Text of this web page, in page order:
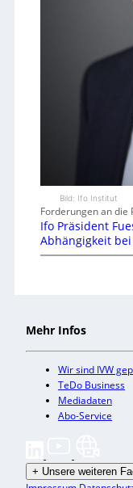
Bild: Ifo Institut
Forderungen an die
Ifo Präsident
Abhängigkeit
Mehr Infos
Wir sind IVW
TeDo Business
Mediadaten
Abo-Service
+ Unsere weiteren